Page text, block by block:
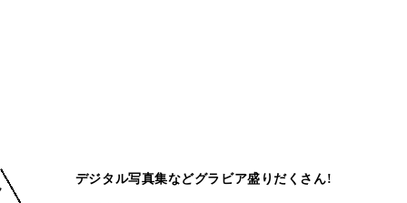
デジタル写真集などグラビア盛りだくさん!